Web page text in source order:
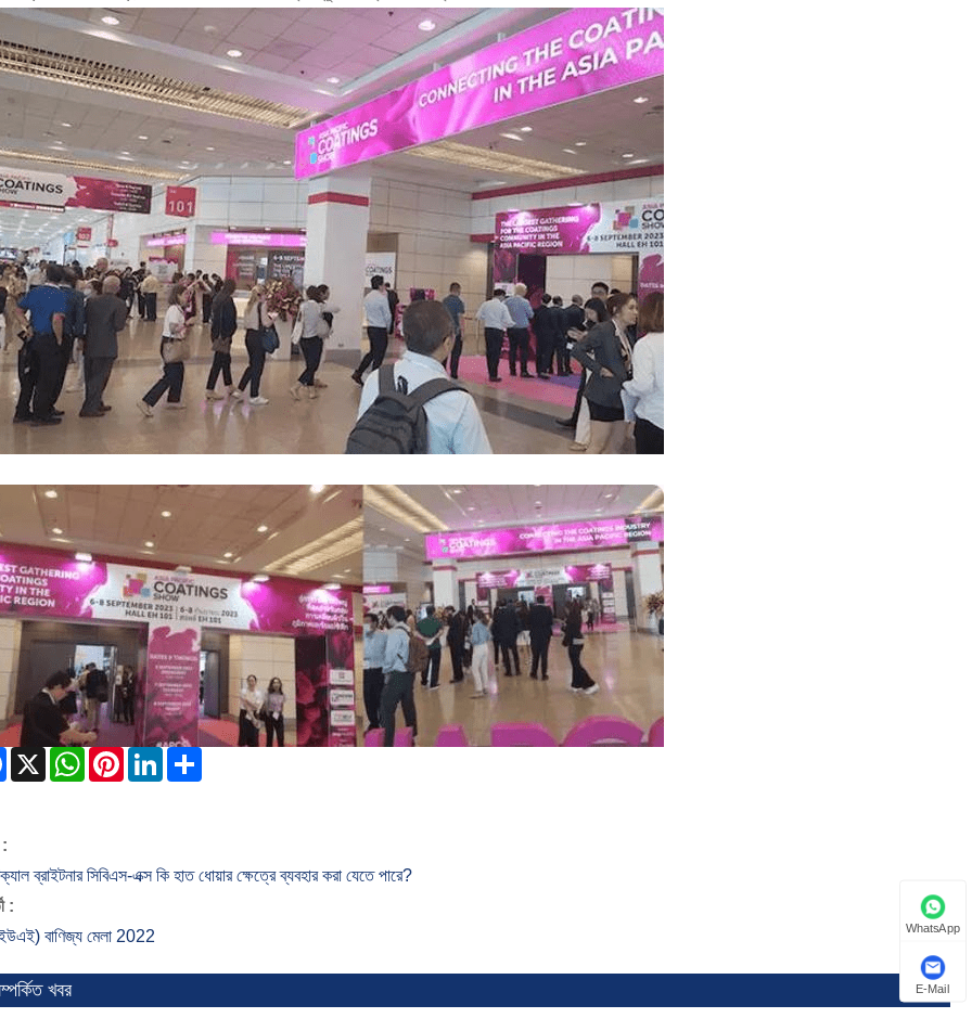
Facebook
X WhatsAppPinterestLinkedIn
ব্রাইটনার সিবিএস-এক্স কি হাত ধোয়ার ক্ষেত্রে ব্যবহার করা যেতে পারে?
:
বাণিজ্য মেলা 2022
খবর
WhatsApp
E-Mail